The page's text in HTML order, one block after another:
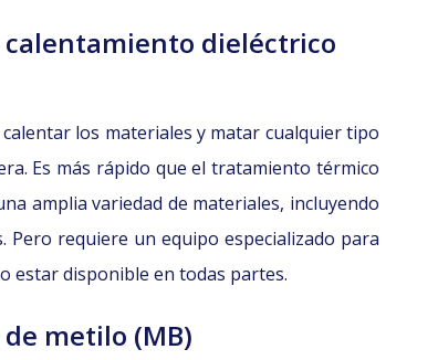
dieléctrico
los materiales y matar cualquier tipo
Es más rápido que el tratamiento térmico
amplia variedad de materiales, incluyendo
Pero requiere un equipo especializado para
estar disponible en todas partes.
metilo (MB)